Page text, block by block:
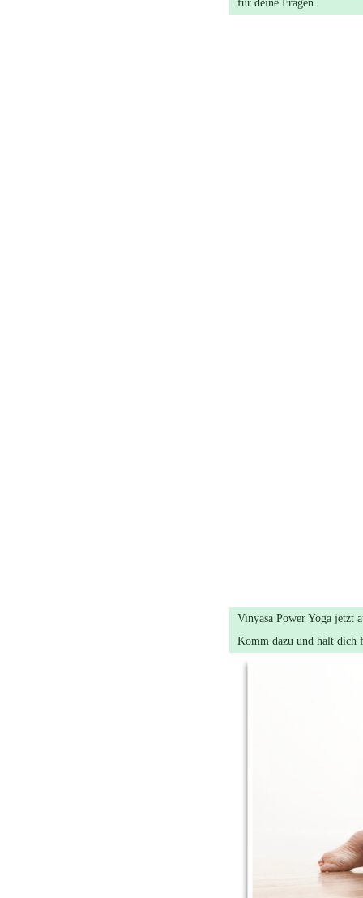
für deine Fragen.
Vinyasa Power Yoga jetzt
Komm dazu und halt dich